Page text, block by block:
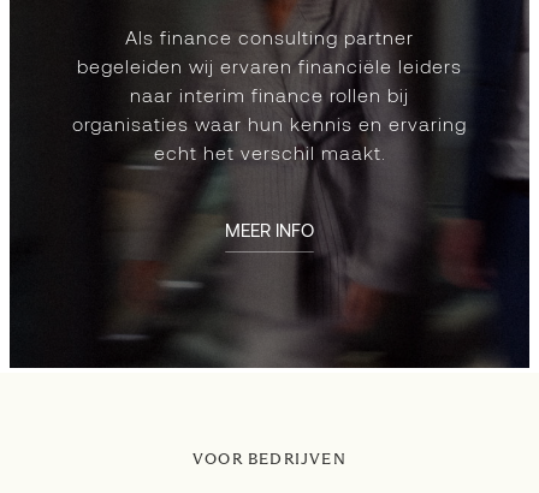
Als finance consulting partner
begeleiden wij ervaren financiële leiders
naar interim finance rollen bij
organisaties waar hun kennis en ervaring
echt het verschil maakt.
MEER INFO
VOOR BEDRIJVEN